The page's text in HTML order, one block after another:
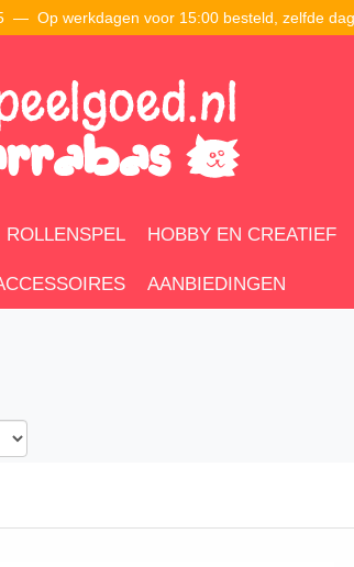
— Op werkdagen voor 15:00 besteld, zelfde
ROLLENSPEL HOBBY EN CREATIEF
AANBIEDINGEN